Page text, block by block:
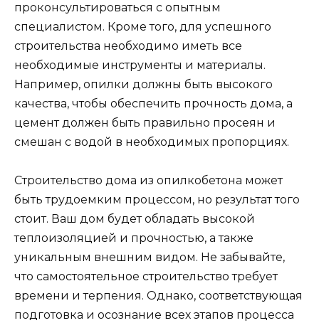
проконсультироваться с опытным
специалистом. Кроме того, для успешного
строительства необходимо иметь все
необходимые инструменты и материалы.
Например, опилки должны быть высокого
качества, чтобы обеспечить прочность дома, а
цемент должен быть правильно просеян и
смешан с водой в необходимых пропорциях.
Строительство дома из опилкобетона может
быть трудоемким процессом, но результат того
стоит. Ваш дом будет обладать высокой
теплоизоляцией и прочностью, а также
уникальным внешним видом. Не забывайте,
что самостоятельное строительство требует
времени и терпения. Однако, соответствующая
подготовка и осознание всех этапов процесса